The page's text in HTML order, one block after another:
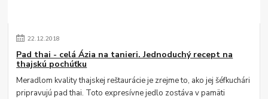
22.12.2018
Pad thai - celá Ázia na tanieri. Jednoduchý recept na
thajskú pochúťku
Meradlom kvality thajskej reštaurácie je zrejme to, ako jej šéfkuchári
pripravujú pad thai. Toto expresívne jedlo zostáva v pamäti